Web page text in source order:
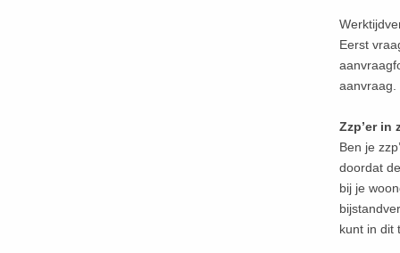
Eerst
aanvraag.
Zzp’er in
Ben je
doordat
bij je
kunt in dit